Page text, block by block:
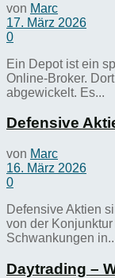
von Marc
17. März 2026
0
Ein Depot ist ein
Online-Broker.
abgewickelt. Es...
Defensive
von Marc
16. März 2026
0
Defensive Aktien
von der
Schwankungen
Daytrading –